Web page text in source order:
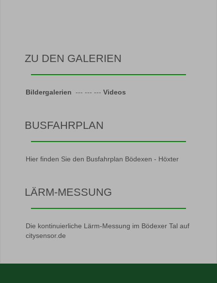
ZU DEN GALERIEN
Bildergalerien --- --- --- Videos
BUSFAHRPLAN
Hier finden Sie den Busfahrplan Bödexen - Höxter
LÄRM-MESSUNG
Die kontinuierliche Lärm-Messung im Bödexer Tal auf
citysensor.de